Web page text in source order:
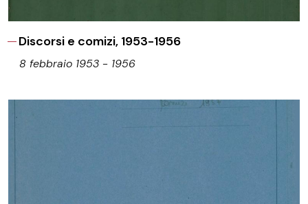
Discorsi e comizi, 1953-1956
8 febbraio 1953 - 1956